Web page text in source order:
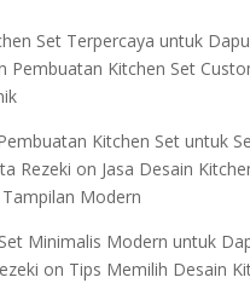
Set Terpercaya untuk
Pembuatan Kitchen Set
Kitchen Set untuk
Rezeki on Jasa Desain
Modern
Minimalis Modern untuk
on Tips Memilih Desain